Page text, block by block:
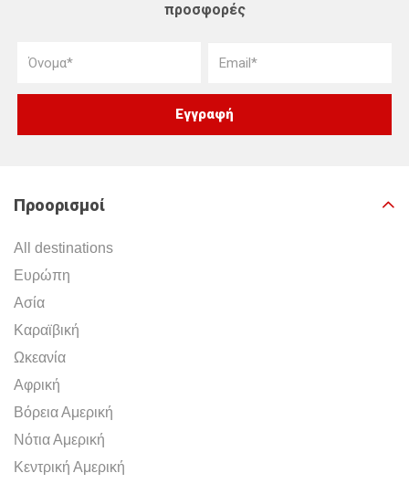
προσφορές
Προορισμοί
All destinations
Ευρώπη
Ασία
Καραϊβική
Ωκεανία
Αφρική
Βόρεια Αμερική
Νότια Αμερική
Κεντρική Αμερική